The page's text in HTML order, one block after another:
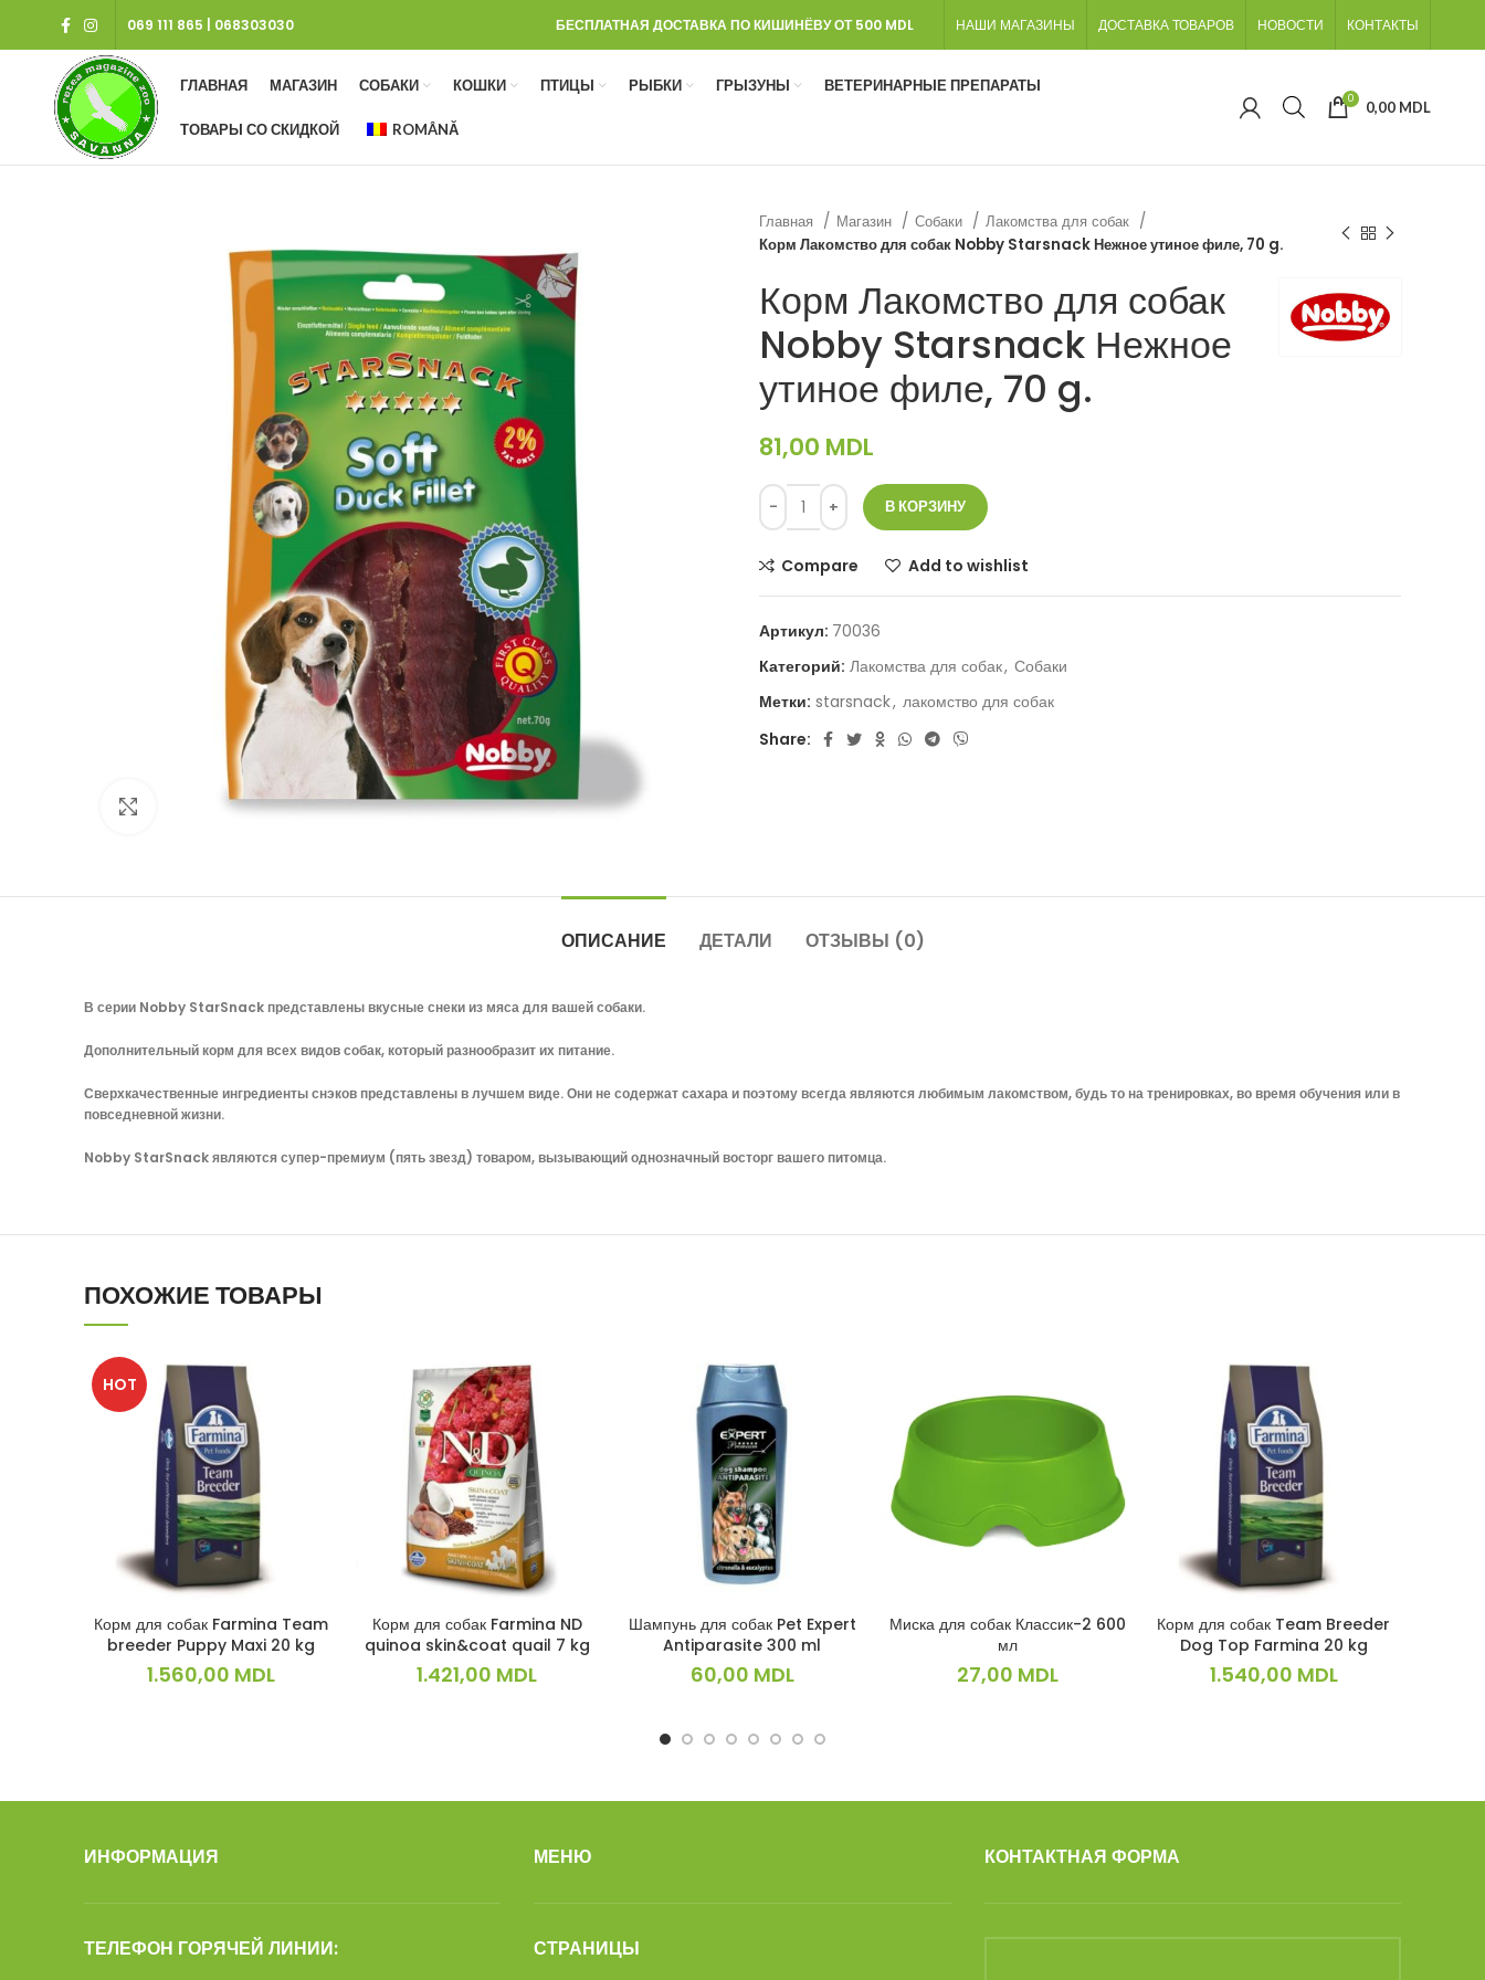
069 111 865 068303030 БЕСПЛАТНАЯ ДОСТАВКА ПО КИШИНЁВУ ОТ 500 MDL НАШИ МАГАЗИНЫ ДОСТАВКА ТОВАРОВ НОВОСТИ КОНТАКТЫ
ГЛАВНАЯ МАГАЗИН СОБАКИ КОШКИ ПТИЦЫ РЫБКИ ГРЫЗУНЫ ВЕТЕРИНАРНЫЕ ПРЕПАРАТЫ
ТОВАРЫ СО СКИДКОЙ ROMÂNĂ
0 0,00 MDL
Нажмите, чтобы увеличить
Главная Магазин Собаки
Лакомства для собак
Корм Лакомство для собак Nobby Starsnack Нежное утиное филе, 70 g.
Корм Лакомство для собак
Nobby Starsnack Нежное
утиное филе, 70 g.
81,00 MDL
В КОРЗИНУ
Compare Add to wishlist
Артикул: 70036
Категорий: Лакомства для собак, Собаки
Метки: starsnack, лакомство для собак
Share:
ОПИСАНИЕ ДЕТАЛИ ОТЗЫВЫ (0)
В серии Nobby StarSnack представлены вкусные снеки из мяса для вашей собаки.
Дополнительный корм для всех видов собак, который разнообразит их питание.
Сверхкачественные ингредиенты снэков представлены в лучшем виде.Они не содержат сахара и поэтому всегда являются любимым лакомством, будь то на тренировках, во время обучения или в
повседневной жизни.
Nobby StarSnack являются супер-премиум (пять звезд) товаром, вызывающий однозначный восторг вашего питомца.
ПОХОЖИЕ ТОВАРЫ
HOT
В КОРЗИНУ
Корм для собак Farmina Team
breeder Puppy Maxi 20 kg
1.560,00 MDL
В КОРЗИНУ
Корм для собак Farmina ND
quinoa skin&coat quail 7 kg
1.421,00 MDL
В КОРЗИНУ
Шампунь для собак Pet Expert
Antiparasite 300 ml
60,00 MDL
В КОРЗИНУ
Миска для собак Классик-2 600
мл
27,00 MDL
В КОРЗИНУ
Корм для собак Team Breeder
Dog Top Farmina 20 kg
1.540,00 MDL
ИНФОРМАЦИЯ
ТЕЛЕФОН ГОРЯЧЕЙ ЛИНИИ:
МЕНЮ
СТРАНИЦЫ
КОНТАКТНАЯ ФОРМА